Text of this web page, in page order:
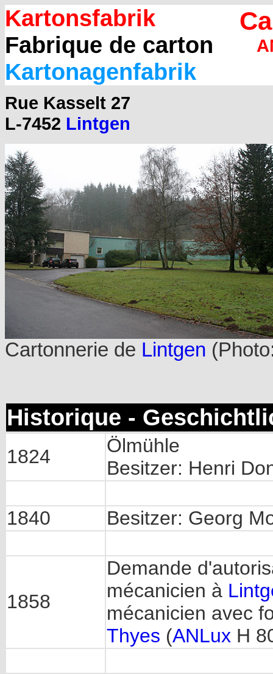
Kartonsfabrik
Fabrique de carton
Kartonagenfabrik
Rue Kasselt 27
L-7452 Lintgen
Cartonnerie de Lintgen
Historique -
1824
Ölmühle
Besitzer: Henri
1840 Besitzer: Georg
1858
Demande
mécanicien à
mécanicien avec
Thyes (ANLux H